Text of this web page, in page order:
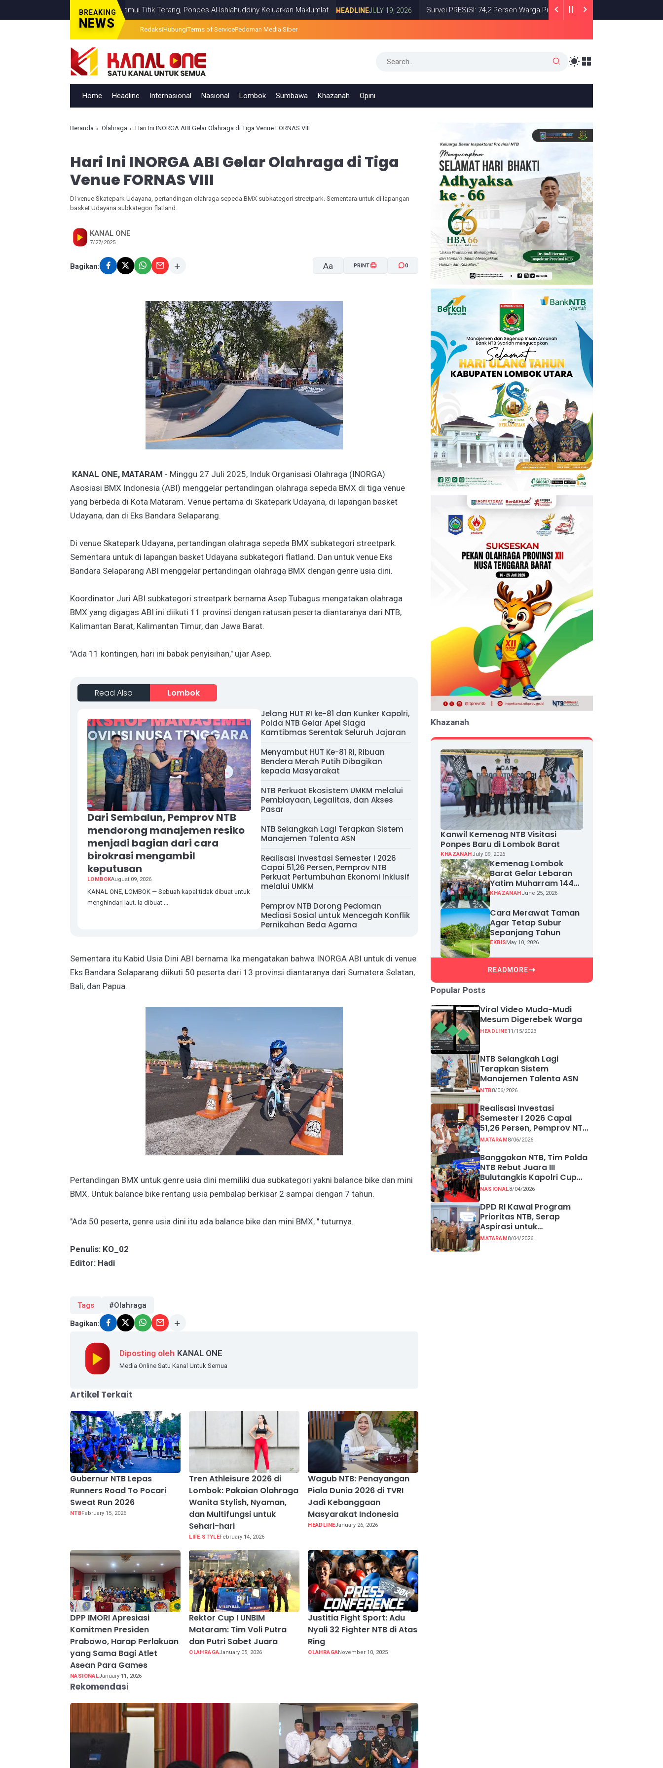
BREAKING
NEWS
Visual Berita Televisi Temui Titik Terang, Ponpes Al-Ishlahuddiny Keluarkan Maklumlat HEADLINE JULY 19, 2026 Survei PRESiSI: 74,2 Persen Warga Puas dengan Satu Tahun Kinerja Bupati
RedaksiHubungiTerms of ServicePedoman Media Siber
Home Headline Internasional Nasional Lombok Sumbawa Khazanah Opini
Beranda Olahraga Hari Ini INORGA ABI Gelar Olahraga di Tiga Venue FORNAS VIII
Hari Ini INORGA ABI Gelar Olahraga di Tiga
Venue FORNAS VIII
Di venue Skatepark Udayana, pertandingan olahraga sepeda BMX subkategori streetpark. Sementara untuk di lapangan
basket Udayana subkategori flatland.
KANAL ONE
7/27/2025
Bagikan: Aa PRINT 0
KANAL ONE, MATARAM - Minggu 27 Juli 2025, Induk Organisasi Olahraga (INORGA)
Asosiasi BMX Indonesia (ABI) menggelar pertandingan olahraga sepeda BMX di tiga venue
yang berbeda di Kota Mataram. Venue pertama di Skatepark Udayana, di lapangan basket
Udayana, dan di Eks Bandara Selaparang.
Di venue Skatepark Udayana, pertandingan olahraga sepeda BMX subkategori streetpark.
Sementara untuk di lapangan basket Udayana subkategori flatland. Dan untuk venue Eks
Bandara Selaparang ABI menggelar pertandingan olahraga BMX dengan genre usia dini.
Koordinator Juri ABI subkategori streetpark bernama Asep Tubagus mengatakan olahraga
BMX yang digagas ABI ini diikuti 11 provinsi dengan ratusan peserta diantaranya dari NTB,
Kalimantan Barat, Kalimantan Timur, dan Jawa Barat.
"Ada 11 kontingen, hari ini babak penyisihan," ujar Asep.
Read Also Lombok
Dari Sembalun, Pemprov NTB
mendorong manajemen resiko
menjadi bagian dari cara
birokrasi mengambil
keputusan
LOMBOKAugust 09, 2026
KANAL ONE, LOMBOK — Sebuah kapal tidak dibuat untuk
menghindari laut. Ia dibuat ...
Jelang HUT RI ke-81 dan Kunker Kapolri,
Polda NTB Gelar Apel Siaga
Kamtibmas Serentak Seluruh Jajaran
Menyambut HUT Ke-81 RI, Ribuan
Bendera Merah Putih Dibagikan
kepada Masyarakat
NTB Perkuat Ekosistem UMKM melalui
Pembiayaan, Legalitas, dan Akses
Pasar
NTB Selangkah Lagi Terapkan Sistem
Manajemen Talenta ASN
Realisasi Investasi Semester I 2026
Capai 51,26 Persen, Pemprov NTB
Perkuat Pertumbuhan Ekonomi Inklusif
melalui UMKM
Pemprov NTB Dorong Pedoman
Mediasi Sosial untuk Mencegah Konflik
Pernikahan Beda Agama
Sementara itu Kabid Usia Dini ABI bernama Ika mengatakan bahwa INORGA ABI untuk di venue
Eks Bandara Selaparang diikuti 50 peserta dari 13 provinsi diantaranya dari Sumatera Selatan,
Bali, dan Papua.
Pertandingan BMX untuk genre usia dini memiliki dua subkategori yakni balance bike dan mini
BMX. Untuk balance bike rentang usia pembalap berkisar 2 sampai dengan 7 tahun.
"Ada 50 peserta, genre usia dini itu ada balance bike dan mini BMX, " tuturnya.
Penulis: KO_02
Editor: Hadi
Tags #Olahraga
Bagikan:
Diposting oleh KANAL ONE
Media Online Satu Kanal Untuk Semua
Artikel Terkait
Gubernur NTB Lepas
Runners Road To Pocari
Sweat Run 2026
NTBFebruary 15, 2026
Tren Athleisure 2026 di
Lombok: Pakaian Olahraga
Wanita Stylish, Nyaman,
dan Multifungsi untuk
Sehari-hari
LIFE STYLEFebruary 14, 2026
Wagub NTB: Penayangan
Piala Dunia 2026 di TVRI
Jadi Kebanggaan
Masyarakat Indonesia
HEADLINEJanuary 26, 2026
DPP IMORI Apresiasi
Komitmen Presiden
Prabowo, Harap Perlakuan
yang Sama Bagi Atlet
Asean Para Games
NASIONALJanuary 11, 2026
Rektor Cup I UNBIM
Mataram: Tim Voli Putra
dan Putri Sabet Juara
OLAHRAGAJanuary 05, 2026
Justitia Fight Sport: Adu
Nyali 32 Fighter NTB di Atas
Ring
OLAHRAGANovember 10, 2025
Rekomendasi
Khazanah
Kanwil Kemenag NTB Visitasi
Ponpes Baru di Lombok Barat
KHAZANAHJuly 09, 2026
Kemenag Lombok
Barat Gelar Lebaran
Yatim Muharram 1448
H, Puluhan Anak Yatim
KHAZANAHJune 25, 2026
Cara Merawat Taman
Agar Tetap Subur
Sepanjang Tahun
EKBISMay 10, 2026
READMORE
Popular Posts
Viral Video Muda-Mudi
Mesum Digerebek Warga
HEADLINE11/15/2023
NTB Selangkah Lagi
Terapkan Sistem
Manajemen Talenta ASN
NTB8/06/2026
Realisasi Investasi
Semester I 2026 Capai
51,26 Persen, Pemprov NTB
Perkuat Pertumbuhan
UMKM
MATARAM8/06/2026
Banggakan NTB, Tim Polda
NTB Rebut Juara III
Bulutangkis Kapolri Cup
2026
NASIONAL8/04/2026
DPD RI Kawal Program
Prioritas NTB, Serap
Aspirasi untuk
Diperjuangkan di Pusat
MATARAM8/04/2026